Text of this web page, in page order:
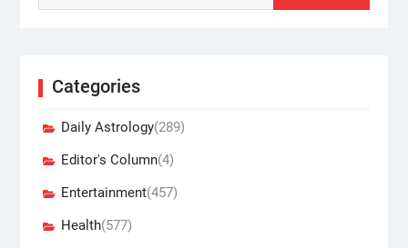
Categories
Daily Astrology(289)
Editor's Column(4)
Entertainment(457)
Health(577)